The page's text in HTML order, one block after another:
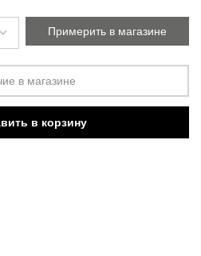
Примерить в магазине
в магазине
в корзину